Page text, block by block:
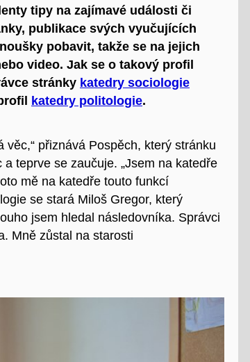
tipy na zajímavé události či
publikace svých vyučujících
pobavit, takže se na jejich
video. Jak se o takový profil
stránky katedry sociologie
katedry politologie.
přiznává Pospěch, který stránku
a teprve se zaučuje. „Jsem na katedře
mě na katedře touto funkcí
se stará Miloš Gregor, který
jsem hledal následovníka. Správci
Mně zůstal na starosti